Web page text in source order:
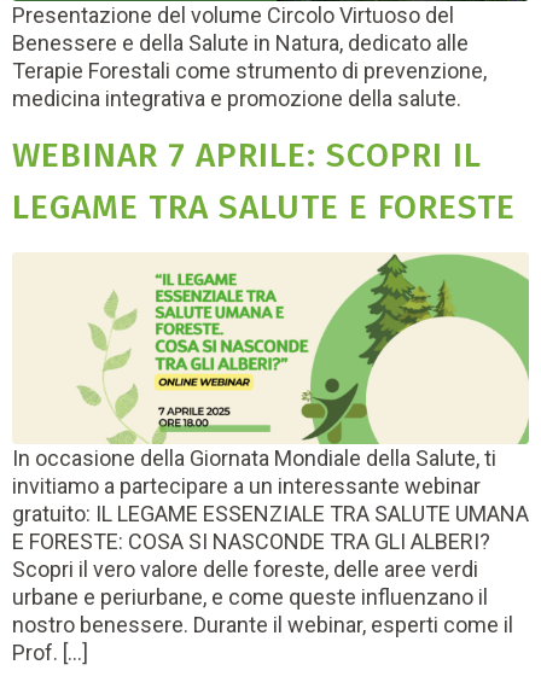
Presentazione del volume Circolo Virtuoso del
Benessere e della Salute in Natura, dedicato alle
Terapie Forestali come strumento di prevenzione,
medicina integrativa e promozione della salute.
WEBINAR 7 APRILE: SCOPRI IL
LEGAME TRA SALUTE E FORESTE
In occasione della Giornata Mondiale della Salute, ti
invitiamo a partecipare a un interessante webinar
gratuito: IL LEGAME ESSENZIALE TRA SALUTE UMANA
E FORESTE: COSA SI NASCONDE TRA GLI ALBERI?
Scopri il vero valore delle foreste, delle aree verdi
urbane e periurbane, e come queste influenzano il
nostro benessere. Durante il webinar, esperti come il
Prof. […]